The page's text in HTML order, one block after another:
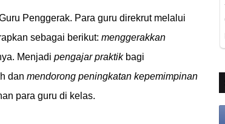
Penggerak. Para guru direkrut melalui
sebagai berikut: menggerakkan
Menjadi pengajar praktikbagi
dan mendorong peningkatan kepemimpinan
para guru di kelas.